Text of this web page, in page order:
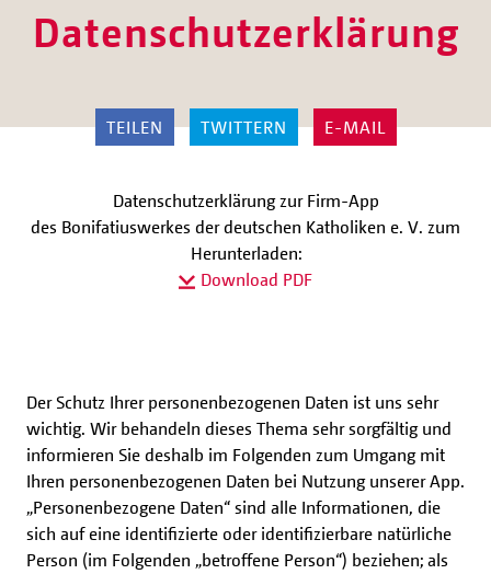
Datenschutzerklärung
TEILEN TWITTERN E-MAIL
Datenschutzerklärung zur Firm-App
des Bonifatiuswerkes der deutschen Katholiken e. V. zum
Herunterladen:
Download PDF
Der Schutz Ihrer personenbezogenen Daten ist uns sehr
wichtig. Wir behandeln dieses Thema sehr sorgfältig und
informieren Sie deshalb im Folgenden zum Umgang mit
Ihren personenbezogenen Daten bei Nutzung unserer App.
„Personenbezogene Daten“ sind alle Informationen, die
sich auf eine identifizierte oder identifizierbare natürliche
Person (im Folgenden „betroffene Person“) beziehen; als